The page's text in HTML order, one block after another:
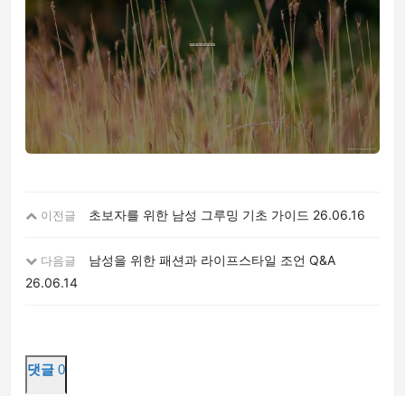
이전글 초보자를 위한 남성 그루밍 기초 가이드 26.06.16
다음글
남성을 위한 패션과 라이프스타일 조언 Q&A
26.06.14
댓글 0